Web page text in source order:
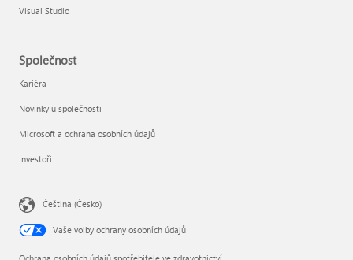
Visual Studio
Společnost
Kariéra
Novinky u společnosti
Microsoft a ochrana osobních údajů
Investoři
Čeština (Česko)
Vaše volby ochrany osobních údajů